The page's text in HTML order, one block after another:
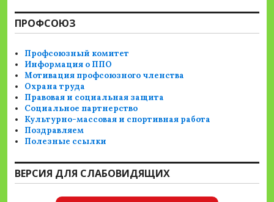
ПРОФСОЮЗ
Профсоюзный комитет
Информация о ППО
Мотивация профсоюзного членства
Охрана труда
Правовая и социальная защита
Социальное партнерство
Культурно-массовая и спортивная работа
Поздравляем
Полезные ссылки
ВЕРСИЯ ДЛЯ СЛАБОВИДЯЩИХ